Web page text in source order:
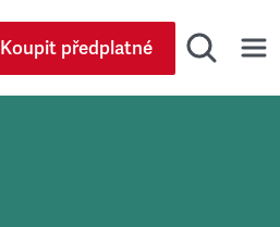
Koupit předplatné